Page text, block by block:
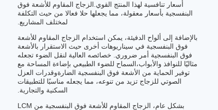
أسعار تنافسية لهذا المنتج القوي.الزجاج المقاوم للأشعة فوق
البنفسجية بأسعار معقولة، مما يجعلها حلا فعالا من حيث التكلفة
لمختلف المشاريع.
بالإضافة إلى ألواح الدفيئة، يمكن استخدام الزجاج المقاوم للأشعة
فوق البنفسجية في سيناريوهات أخرى حيث الاستقرار بالأشعة
فوق البنفسجية أمر ضروري. خصائصه العالية لنقل الضوء تجعله
مثاليًا للنوافذ والأبواب،السماح للضوء الطبيعي بإضاءة المساحة مع
توفير الحماية من الأشعة فوق البنفسجية الضارةوقدرات العزل
الصوتي للزجاج تزيد من تنوعه، مما يجعله مناسبًا للتطبيقات
السكنية والتجارية.
بشكل عام، الزجاج المقاوم للأشعة فوق البنفسجية من LCM